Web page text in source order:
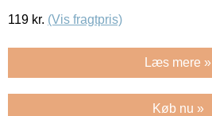
119 kr. (Vis fragtpris)
Læs mere »
Køb nu »